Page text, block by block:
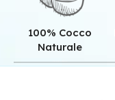
100% Cocco
Naturale